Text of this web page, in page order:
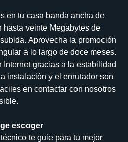
en tu casa banda ancha de
veinte Megabytes de
Aprovecha la promoción
a lo largo de doce meses.
Internet gracias a la estabilidad
instalación y el enrutador son
en contactar con nosotros
escoger
te guie para tu mejor